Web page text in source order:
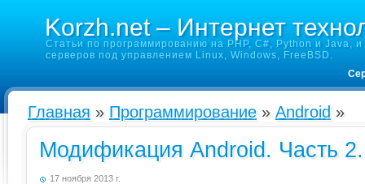
Korzh.net – Интернет
Статьи по программированию на PHP, C#, Python и Java,
серверов под управлением Linux, Windows, FreeBSD.
Главная » Программирование » Android »
Модификация Android. Часть 2.
17 ноября 2013 г.